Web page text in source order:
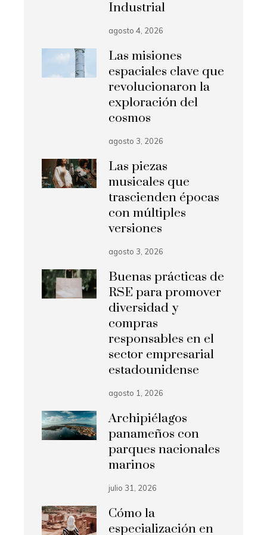
Industrial
agosto 4, 2026
Las misiones
espaciales clave que
revolucionaron la
exploración del
cosmos
agosto 3, 2026
Las piezas
musicales que
trascienden épocas
con múltiples
versiones
agosto 3, 2026
Buenas prácticas de
RSE para promover
diversidad y
compras
responsables en el
sector empresarial
estadounidense
agosto 1, 2026
Archipiélagos
panameños con
parques nacionales
marinos
julio 31, 2026
Cómo la
especialización en